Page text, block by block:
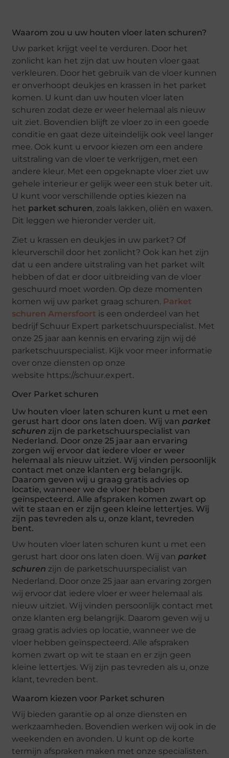
Waarom zou u uw houten vloer laten schuren?
Uw parket krijgt veel te verduren. Door het
zonlicht kan het zijn dat uw houten vloer gaat
verkleuren. Door het gebruik van de vloer kunnen
er onverhoopt deukjes en krassen in het parket
komen. U kunt dan uw houten vloer laten
schuren zodat deze er weer helemaal als nieuw
uit ziet. Bovendien blijft ze vloer zo in een goede
conditie en gaat deze uiteindelijk ook veel langer
mee. Ook kunt u ervoor kiezen om een andere
uitstraling van de vloer te verkrijgen, met een
andere kleur. Met een opgeknapte vloer ziet uw
gehele interieur er gelijk weer een stuk beter uit.
U kunt voor verschillende opties kiezen na
het parket schuren, zoals lakken, oliën en waxen.
Dit leggen we hieronder verder uit.
Ziet u krassen en deukjes in uw parket? Of
kleurverschil door het zonlicht? Ook kan het zijn
dat u een andere uitstraling van het parket wilt
hebben of dat er door uitbreiding van de vloer
geschuurd moet worden. Op deze momenten
komen wij uw parket graag schuren. Parket
schuren Amersfoort is een onderdeel van het
bedrijf Schuur Expert parketschuurspecialist. Met
onze 25 jaar aan kennis en ervaring zijn wij dé
parketschuurspecialist. Kijk voor meer informatie
over onze diensten op onze
website https://schuur.expert.
Over Parket schuren
Uw houten vloer laten schuren kunt u met een
gerust hart door ons laten doen. Wij vanparket
schuren zijn de parketschuurspecialist van
Nederland. Door onze 25 jaar aan ervaring
zorgen wij ervoor dat iedere vloer er weer
helemaal als nieuw uitziet. Wij vinden persoonlijk
contact met onze klanten erg belangrijk.
Daarom geven wij u graag gratis advies op
locatie, wanneer we de vloer hebben
geïnspecteerd. Alle afspraken komen zwart op
wit te staan en er zijn geen kleine lettertjes. Wij
zijn pas tevreden als u, onze klant, tevreden
bent.
Uw houten vloer laten schuren kunt u met een
gerust hart door ons laten doen. Wij vanparket
schuren zijn de parketschuurspecialist van
Nederland. Door onze 25 jaar aan ervaring zorgen
wij ervoor dat iedere vloer er weer helemaal als
nieuw uitziet. Wij vinden persoonlijk contact met
onze klanten erg belangrijk. Daarom geven wij u
graag gratis advies op locatie, wanneer we de
vloer hebben geïnspecteerd. Alle afspraken
komen zwart op wit te staan en er zijn geen
kleine lettertjes. Wij zijn pas tevreden als u, onze
klant, tevreden bent.
Waarom kiezen voor Parket schuren
Wij bieden garantie op al onze diensten en
werkzaamheden. Bovendien werken wij ook in de
weekenden en avonden. U kunt op de korte
termijn afspraken maken met onze specialisten.